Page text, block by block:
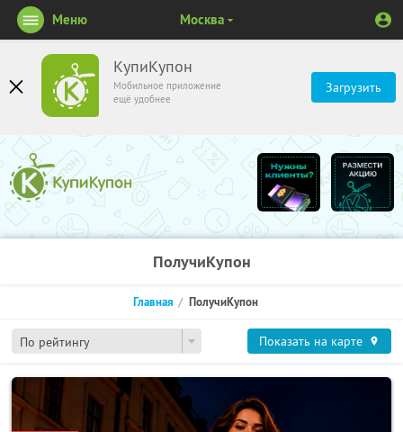
КупиКупон
Мобильное приложение
ещё удобнее
Загрузить
Меню Москва
ПолучиКупон
По рейтингу
Главная ПолучиКупон
Показать на карте